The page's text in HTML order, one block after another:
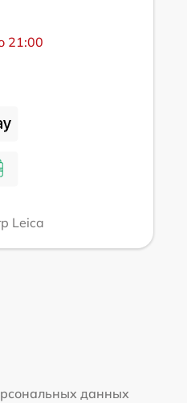
21:00
Leica
данных